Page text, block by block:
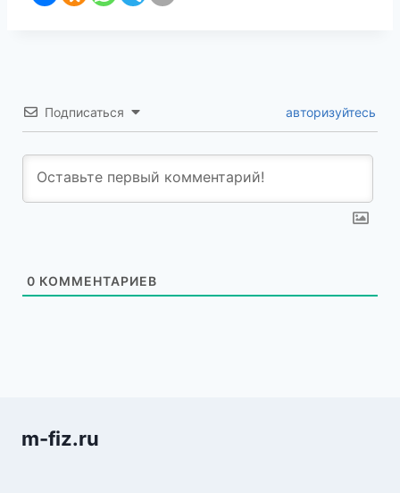
Подписаться авторизуйтесь
0 КОММЕНТАРИЕВ
m-fiz.ru